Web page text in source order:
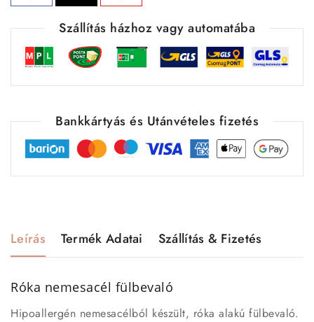
Szállítás házhoz vagy automatába
Bankkártyás és Utánvételes fizetés
Leírás Termék Adatai Szállítás & Fizetés
Róka nemesacél fülbevaló
Hipoallergén nemesacélból készült, róka alakú fülbevaló.